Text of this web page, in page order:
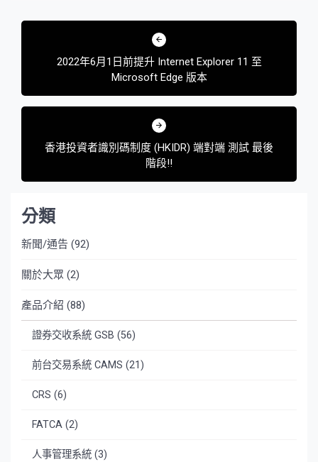
文
覽
2022年6月1日前提升 Internet Explorer 11 至
Microsoft Edge 版本
香港投資者識別碼制度 (HKIDR) 端對端 測試 最後
階段!!
分類
新聞/通告 (92)
關於大眾 (2)
產品介紹 (88)
證券交收系統 GSB (56)
前台交易系統 CAMS (21)
CRS (6)
FATCA (2)
人事管理系統 (3)